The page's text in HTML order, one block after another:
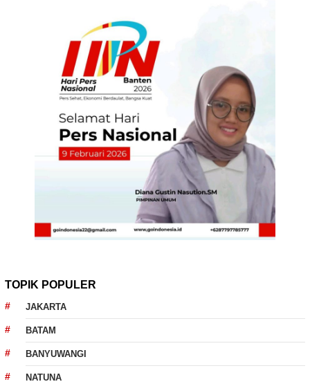
TOPIK POPULER
JAKARTA
BATAM
BANYUWANGI
NATUNA